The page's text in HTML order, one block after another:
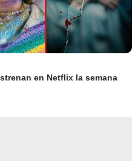
en Netflix la semana